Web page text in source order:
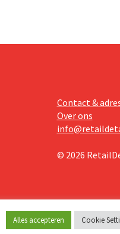
Contact &
Over ons
© 2026
Alles accepteren Cookie